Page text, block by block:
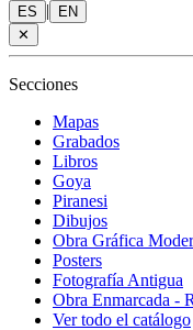
ES |
EN
✕
Secciones
Mapas
Grabados
Libros
Goya
Piranesi
Dibujos
Obra Gráfica
Posters
Fotografía Antigua
Obra Enmarcada -
Ver todo el catálogo